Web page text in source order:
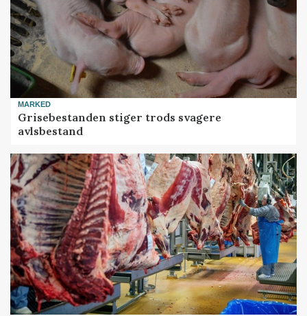
MARKED
Grisebestanden stiger trods svagere
avlsbestand